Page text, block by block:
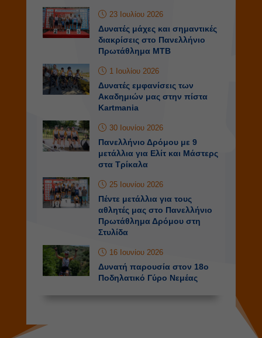
23 Ιουλίου 2026
Δυνατές μάχες και σημαντικές
διακρίσεις στο Πανελλήνιο
Πρωτάθλημα ΜΤΒ
1 Ιουλίου 2026
Δυνατές εμφανίσεις των
Ακαδημιών μας στην πίστα
Kartmania
30 Ιουνίου 2026
Πανελλήνιο Δρόμου με 9
μετάλλια για Ελίτ και Μάστερς
στα Τρίκαλα
25 Ιουνίου 2026
Πέντε μετάλλια για τους
αθλητές μας στο Πανελλήνιο
Πρωτάθλημα Δρόμου στη
Στυλίδα
16 Ιουνίου 2026
Δυνατή παρουσία στον 18ο
Ποδηλατικό Γύρο Νεμέας